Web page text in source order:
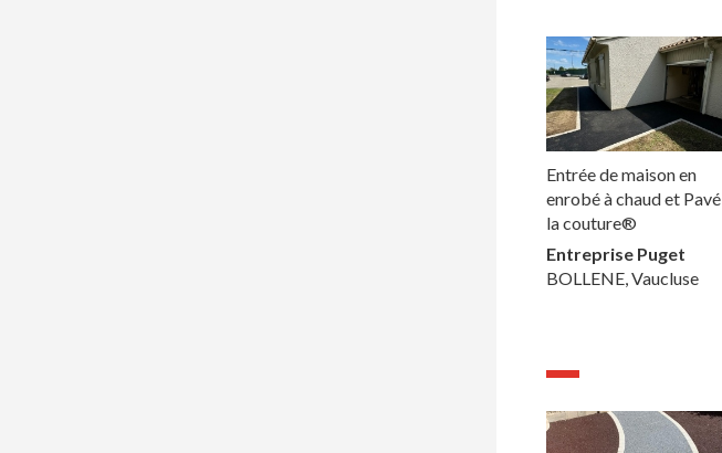
Entrée de maison en
enrobé à chaud et Pavé
la couture®
Entreprise Puget
BOLLENE, Vaucluse